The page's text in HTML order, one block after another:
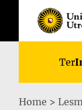
Ter
Home >